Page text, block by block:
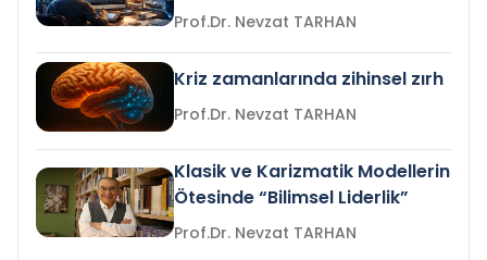
Prof.Dr. Nevzat TARHAN
Kriz zamanlarında zihinsel zırh
Prof.Dr. Nevzat TARHAN
Klasik ve Karizmatik Modellerin
Ötesinde “Bilimsel Liderlik”
Prof.Dr. Nevzat TARHAN